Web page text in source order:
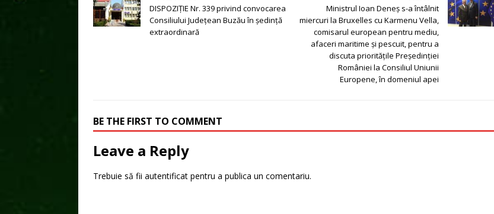
DISPOZIŢIE Nr. 339 privind convocarea
Consiliului Judeţean Buzău în şedinţă
extraordinară
Ministrul Ioan Deneș s-a întâlnit
miercuri la Bruxelles cu Karmenu Vella,
comisarul european pentru mediu,
afaceri maritime și pescuit, pentru a
discuta prioritățile Președinției
României la Consiliul Uniunii
Europene, în domeniul apei
BE THE FIRST TO COMMENT
Leave a Reply
Trebuie să fii autentificat pentru a publica un comentariu.